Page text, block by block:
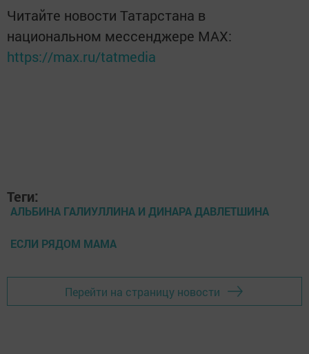
Читайте новости Татарстана в
национальном мессенджере MАХ:
https://max.ru/tatmedia
Теги:
АЛЬБИНА ГАЛИУЛЛИНА И ДИНАРА ДАВЛЕТШИНА
ЕСЛИ РЯДОМ МАМА
Перейти на страницу новости